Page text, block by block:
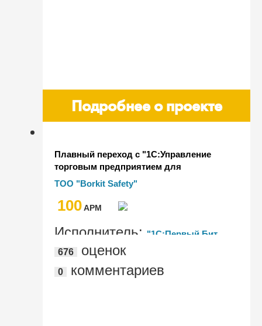
Подробнее о проекте
Плавный переход с "1С:Управление
торговым предприятием для
Казахстана" на "1С:Комплексная
автоматизация для Казахстана" у
производителя специальной одежды и
ТОО "Borkit Safety"
100AРМ
Исполнитель: "1С:Первый Бит,
Астана"
676 оценок
0 комментариев